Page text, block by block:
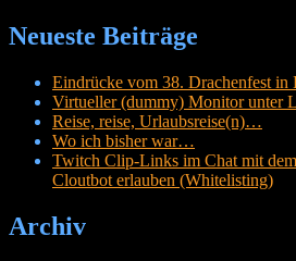
Neueste Beiträge
Eindrücke vom 38. Drachenfest in
Virtueller (dummy) Monitor unter
Reise, reise, Urlaubsreise(n)…
Wo ich bisher war…
Twitch Clip-Links im Chat mit
Cloutbot erlauben (Whitelisting)
Archiv